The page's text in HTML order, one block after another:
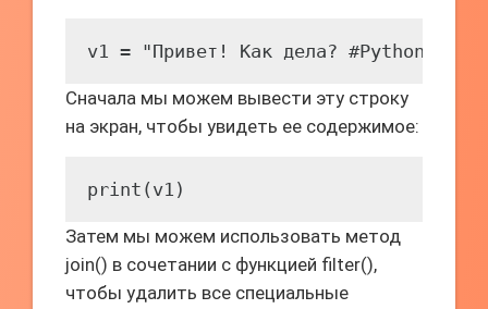
v1 = "Привет! Как дела? #Python3"
Сначала мы можем вывести эту строку
на экран, чтобы увидеть ее содержимое:
print(v1)
Затем мы можем использовать метод
join() в сочетании с функцией filter(),
чтобы удалить все специальные